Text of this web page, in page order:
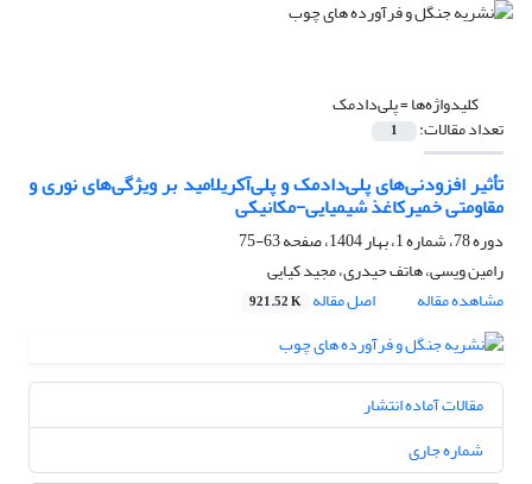
کلیدواژه‌ها =پلی‌دادمک
تعداد مقالات: 1
تأثیر افزودنی‌های پلی‌دادمک و پلی‌آکریلامید بر ویژگی‌های نوری و
مقاومتی خمیرکاغذ شیمیایی-مکانیکی
دوره 78، شماره 1، بهار 1404، صفحه
63-75
رامین ویسی، هاتف حیدری، مجید کیایی
مشاهده مقاله
اصل مقاله 921.52 K
مقالات آماده انتشار
شماره جاری